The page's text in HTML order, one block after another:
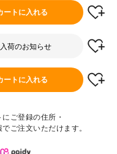
ートに入れる
荷のお知らせ
ートに入れる
ご登録の住所・
ご注文いただけます。